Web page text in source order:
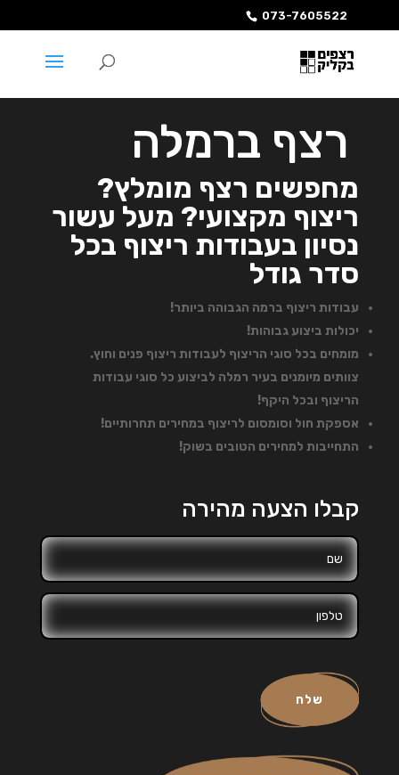
073-7605522
רצף ברמלה
מחפשים רצף מומלץ?
ריצוף מקצועי? מעל עשור
נסיון בעבודות ריצוף בכל
סדר גודל
עבודות ריצוף ברמה הגבוהה ביותר!
יכולות ביצוע גבוהות!
מומחים בכל סוגי הריצוף לעבודות ריצוף פנים וחוץ.
צוותים מיומנים בעיר רמלה לביצוע כל סוגי עבודות
הריצוף ובכל היקף!
אספקת חול וסומסום לריצוף במחירים תחרותיים!
התחייבות למחירים הטובים בשוק!
קבלו הצעה מהירה
שלח